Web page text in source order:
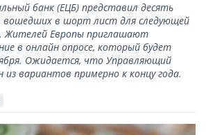
банк (ЕЦБ) представил десять
вошедших в шорт лист для следующей
Жителей Европы приглашают
в онлайн опросе, который будет
Ожидается, что Управляющий
вариантов примерно к концу года.